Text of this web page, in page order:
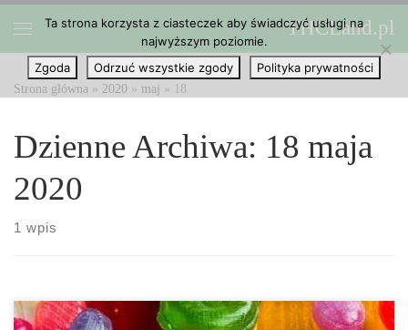
Przejdź do treści THCLand.pl
Strona główna » 2020 » maj » 18
Dzienne Archiwa: 18 maja
2020
1 wpis
Ta strona korzysta z ciasteczek aby świadczyć usługi na
najwyższym poziomie.
Zgoda
Odrzuć wszystkie zgody Polityka prywatności